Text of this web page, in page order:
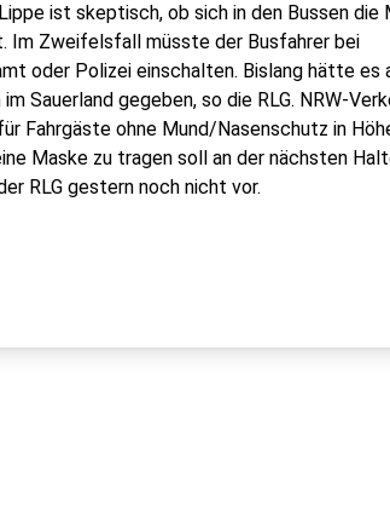
ist skeptisch, ob sich in den Bussen die
Im Zweifelsfall müsste der Busfahrer bei
oder Polizei einschalten. Bislang hätte es
Sauerland gegeben, so die RLG. NRW-
Fahrgäste ohne Mund/Nasenschutz in
Maske zu tragen soll an der nächsten
RLG gestern noch nicht vor.